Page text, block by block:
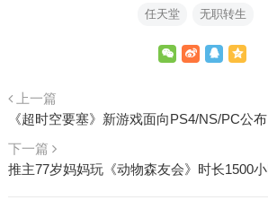
任天堂 无职转生
上一篇
《超时空要塞》新游戏面向PS4/NS/PC公布
下一篇